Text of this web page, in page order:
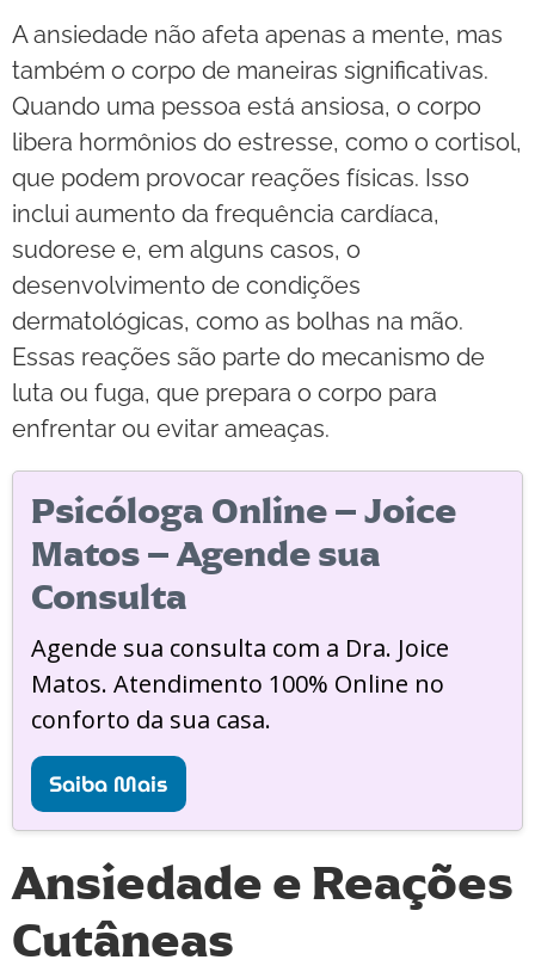
A ansiedade não afeta apenas a mente, mas
também o corpo de maneiras significativas.
Quando uma pessoa está ansiosa, o corpo
libera hormônios do estresse, como o cortisol,
que podem provocar reações físicas. Isso
inclui aumento da frequência cardíaca,
sudorese e, em alguns casos, o
desenvolvimento de condições
dermatológicas, como as bolhas na mão.
Essas reações são parte do mecanismo de
luta ou fuga, que prepara o corpo para
enfrentar ou evitar ameaças.
Psicóloga Online – Joice
Matos – Agende sua
Consulta
Agende sua consulta com a Dra. Joice
Matos. Atendimento 100% Online no
conforto da sua casa.
Saiba Mais
Ansiedade e Reações
Cutâneas